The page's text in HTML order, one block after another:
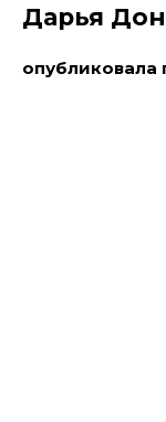
Дарья
опубликовала